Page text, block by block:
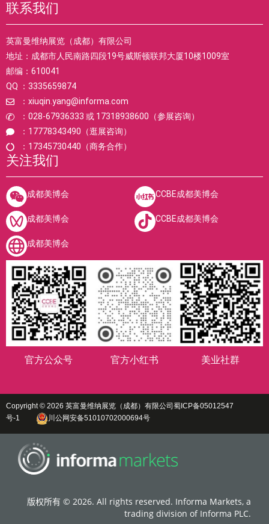
联系我们
英富曼维纳展览（成都）有限公司
地址：成都市人民南路四段19号威斯顿联邦大厦10楼1009室
邮编：610041
QQ ：3335659874
：xiuqin.yang@informa.com
：028-67936333 或 17318938600（参展咨询）
：17778343490（逛展咨询）
：17345730440（商务合作）
关注我们
成都美博会
成都美博会
成都美博会
CCBE成都美博会
CCBE成都美博会
官方公众号 官方小红书 美业社群
Copyright © 2026 英富曼维纳展览（成都）有限公司 蜀ICP备05012547
号-1
川公网安备51010702000694号
版权所有 © 2026. All rights reserved. Informa Markets, a
trading division of Informa PLC.